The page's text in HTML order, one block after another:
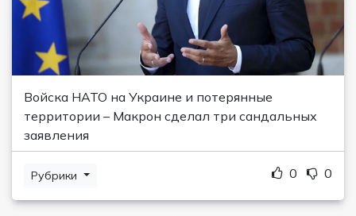
Войска НАТО на Украине и потерянные
территории – Макрон сделал три сандальных
заявления
Рубрики 0 0